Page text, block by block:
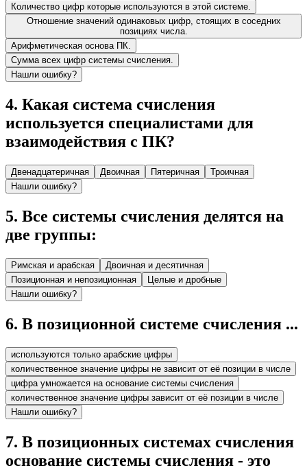
Количество цифр которые используются в этой системе.
Отношение значений одинаковых цифр, стоящих в соседних
позициях числа.
Арифметическая основа ПК.
Сумма всех цифр системы счисления.
Нашли ошибку?
4. Какая система счисления
используется специалистами для
взаимодействия с ПК?
Двенадцатеричная Двоичная Пятеричная
Троичная
Нашли ошибку?
5. Все системы счисления делятся на
две группы:
Римская и арабская
Двоичная и десятичная
Позиционная и непозиционная
Целые и дробные
Нашли ошибку?
6. В позиционной системе счисления ...
используются только арабские цифры
количественное значение цифры не зависит от её позиции в числе
цифра умножается на основание системы счисления
количественное значение цифры зависит от её позиции в числе
Нашли ошибку?
7. В позиционных системах счисления
основание системы счисления - это